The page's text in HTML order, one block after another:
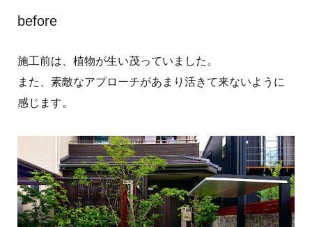
before
施工前は、植物が生い茂っていました。
また、素敵なアプローチがあまり活きて来ないように
感じます。